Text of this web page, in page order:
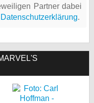
Partner dabei
Datenschutzerklärung.